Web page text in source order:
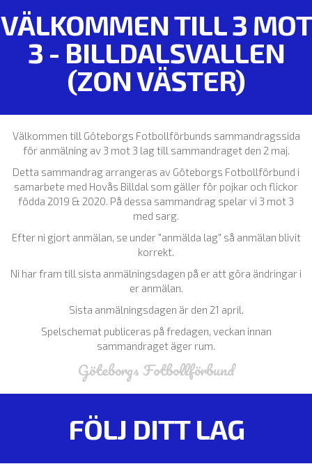
VÄLKOMMEN TILL 3 MOT
3 - BILLDALSVALLEN
(ZON VÄSTER)
Välkommen till Göteborgs Fotbollförbunds sammandragssida
för anmälning av 3 mot 3 lag till sammandraget den 2 maj.
Detta sammandrag arrangeras av Göteborgs Fotbollförbund i
samarbete med Hovås Billdal som gäller för pojkar och flickor
födda 2019 & 2020. På dessa sammandrag spelar vi 3 mot 3
med sarg.
Efter ni gjort anmälan, se under "anmälda lag" så anmälan blivit
korrekt.
Ni har fram till sista anmälningsdagen på er att göra ändringar i
er anmälan.
Sista anmälningsdagen är den 21 april.
Spelschemat publiceras på fredagen, veckan innan
sammandraget äger rum.
Göteborgs Fotbollförbund
FÖLJ DITT LAG